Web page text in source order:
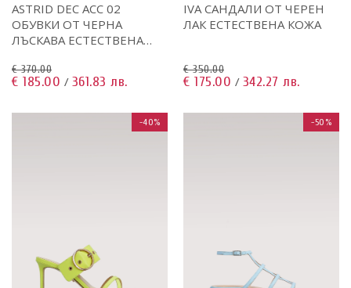
ASTRID DEC ACC 02
ОБУВКИ ОТ ЧЕРНА
ЛЪСКАВА ЕСТЕСТВЕНА
€ 370.00
€ 185.00 / 361.83 лв.
IVA САНДАЛИ ОТ ЧЕРЕН
ЛАК ЕСТЕСТВЕНА КОЖА
€ 350.00
€ 175.00 / 342.27 лв.
-40% -50%